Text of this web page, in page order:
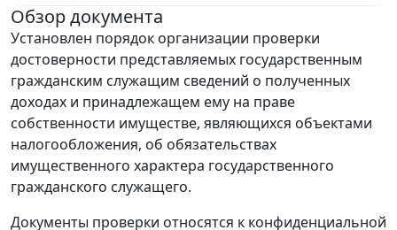
Обзор документа
Установлен порядок организации проверки
достоверности представляемых государственным
гражданским служащим сведений о полученных
доходах и принадлежащем ему на праве
собственности имуществе, являющихся объектами
налогообложения, об обязательствах
имущественного характера государственного
гражданского служащего.
Документы проверки относятся к конфиденциальной